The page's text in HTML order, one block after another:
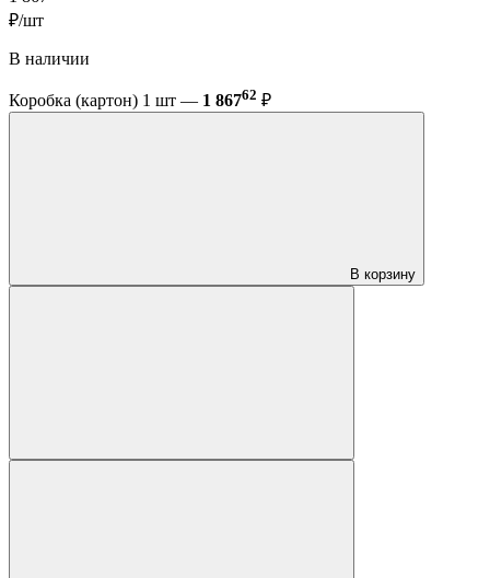
₽/шт
В наличии
Коробка (картон) 1 шт — 1 86762 ₽
В корзину